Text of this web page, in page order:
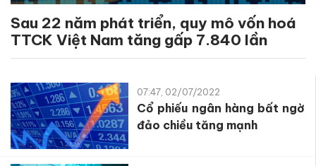
Sau 22 năm phát triển, quy mô vốn hoá
TTCK Việt Nam tăng gấp 7.840 lần
07:47, 02/07/2022
Cổ phiếu ngân hàng bất ngờ
đảo chiều tăng mạnh